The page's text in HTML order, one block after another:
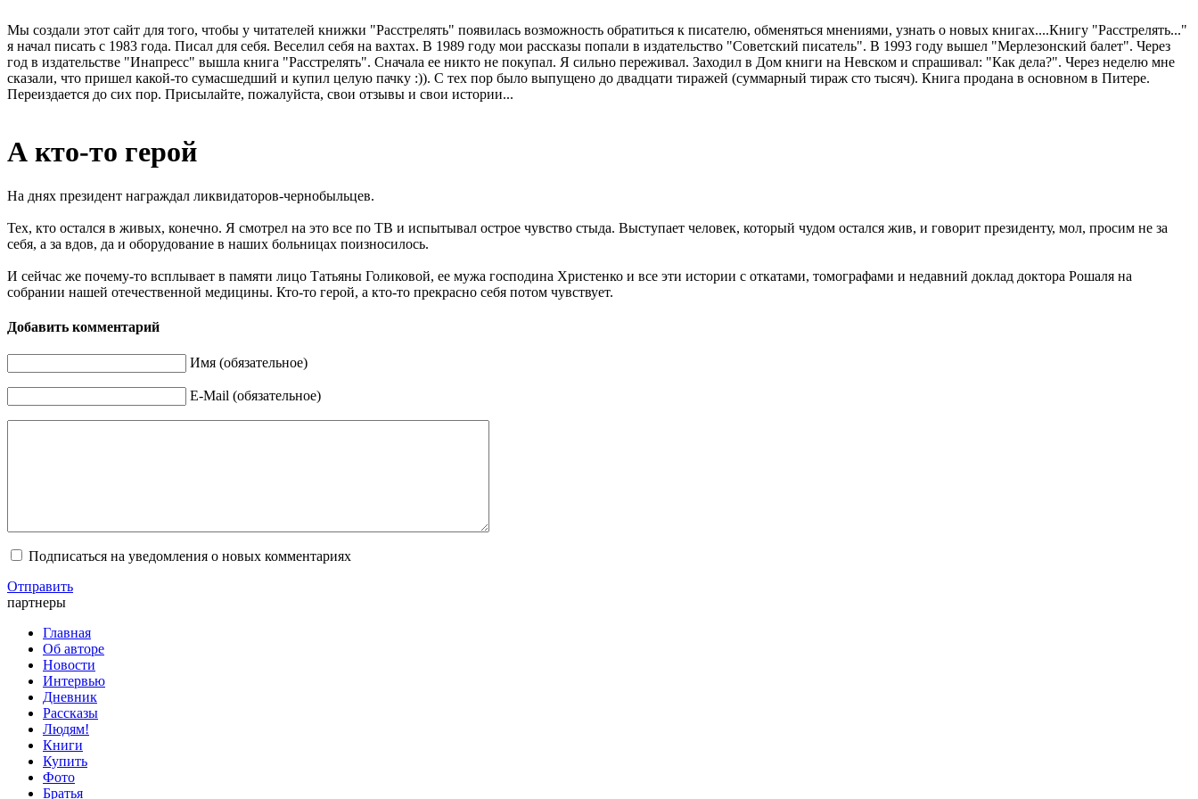
Мы создали этот сайт для того, чтобы у читателей книжки "Расстрелять" появилась возможность обратиться к писателю, обменяться мнениями, узнать о новых книгах....Книгу "Расстрелять..."
я начал писать с 1983 года. Писал для себя. Веселил себя на вахтах. В 1989 году мои рассказы попали в издательство "Советский писатель". В 1993 году вышел "Мерлезонский балет". Через
год в издательстве "Инапресс" вышла книга "Расстрелять". Сначала ее никто не покупал. Я сильно переживал. Заходил в Дом книги на Невском и спрашивал: "Как дела?". Через неделю мне
сказали, что пришел какой-то сумасшедший и купил целую пачку :)). С тех пор было выпущено до двадцати тиражей (суммарный тираж сто тысяч). Книга продана в основном в Питере.
Переиздается до сих пор. Присылайте, пожалуйста, свои отзывы и свои истории...
А кто-то герой
На днях президент награждал ликвидаторов-чернобыльцев.
Тех, кто остался в живых, конечно. Я смотрел на это все по ТВ и испытывал острое чувство стыда. Выступает человек, который чудом остался жив, и говорит президенту, мол, просим не за
себя, а за вдов, да и оборудование в наших больницах поизносилось.
И сейчас же почему-то всплывает в памяти лицо Татьяны Голиковой, ее мужа господина Христенко и все эти истории с откатами, томографами и недавний доклад доктора Рошаля на
собрании нашей отечественной медицины. Кто-то герой, а кто-то прекрасно себя потом чувствует.
Добавить комментарий
Имя (обязательное)
E-Mail (обязательное)
Подписаться на уведомления о новых комментариях
Отправить
партнеры
Главная
Об авторе
Новости
Интервью
Дневник
Рассказы
Людям!
Книги
Купить
Фото
Братья